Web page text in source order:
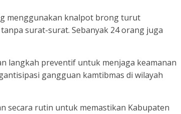
menggunakan knalpot brong turut
surat-surat. Sebanyak 24 orang juga
langkah preventif untuk menjaga keamanan
gangguan kamtibmas di wilayah
secara rutin untuk memastikan Kabupaten